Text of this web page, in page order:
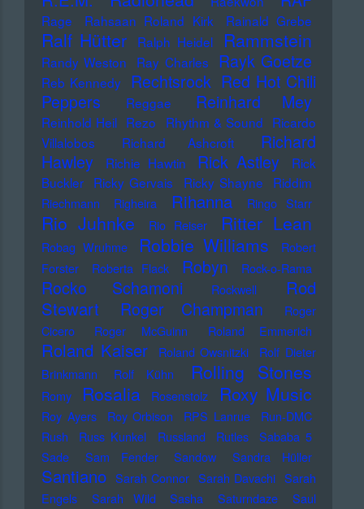
Rage Rahsaan Roland Kirk Rainald Grebe
Ralf Hütter Ralph Heidel Rammstein
Randy Weston Ray Charles Rayk Goetze
Reb Kennedy Rechtsrock Red Hot Chili
Peppers
Reggae Reinhard Mey
Reinhold Heil Rezo Rhythm & Sound Ricardo
Villalobos
Richard Ashcroft
Richard
Hawley
Richie Hawtin Rick Astley
Rick
Buckler
Ricky Gervais Ricky Shayne Riddim
Riechmann Righeira Rihanna Ringo Starr
Rio Juhnke Rio Reiser Ritter Lean
Robag Wruhme Robbie Williams
Robert
Forster
Roberta Flack Robyn Rock-o-Rama
Rocko Schamoni Rockwell
Rod
Stewart
Roger Champman
Roger
Cicero
Roger McGuinn Roland Emmerich
Roland Kaiser Roland Owsnitzki
Rolf Dieter
Brinkmann
Rolf Kühn Rolling Stones
Romy Rosalia Rosenstolz Roxy Music
Roy Ayers Roy Orbison RPS Lanrue
Run-DMC
Rush
Russ Kunkel Russland Rutles
Sababa 5
Sade
Sam Fender Sandow Sandra Hüller
Santiano Sarah Connor Sarah Davachi Sarah
Engels
Sarah Wild Sasha Saturndaze
Saul